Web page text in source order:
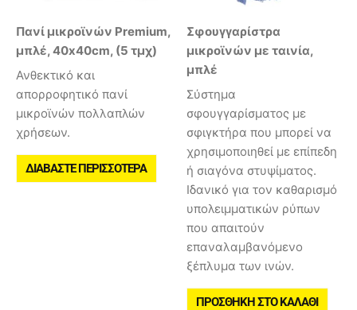
Πανί μικροϊνών Premium,
μπλέ, 40x40cm, (5 τμχ)
Ανθεκτικό και
απορροφητικό πανί
μικροϊνών πολλαπλών
χρήσεων.
ΔΙΑΒΆΣΤΕ ΠΕΡΙΣΣΌΤΕΡΑ
Σφουγγαρίστρα
μικροϊνών με ταινία,
μπλέ
Σύστημα
σφουγγαρίσματος με
σφιγκτήρα που μπορεί να
χρησιμοποιηθεί με επίπεδη
ή σιαγόνα στυψίματος.
Ιδανικό για τον καθαρισμό
υπολειμματικών ρύπων
που απαιτούν
επαναλαμβανόμενο
ξέπλυμα των ινών.
ΠΡΟΣΘΉΚΗ ΣΤΟ ΚΑΛΆΘΙ